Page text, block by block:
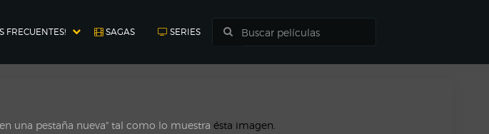
FRECUENTES! SAGAS SERIES
una pestaña nueva" tal como lo muestra ésta imagen.